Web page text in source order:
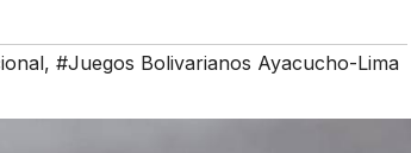
, #Juegos Bolivarianos Ayacucho-Lima